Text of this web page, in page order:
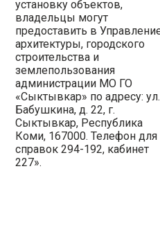
установку объектов,
владельцы могут
предоставить в
архитектуры, городского
строительства и
землепользования
администрации МО ГО
«Сыктывкар» по адресу: ул.
Бабушкина, д. 22, г.
Сыктывкар, Республика
Коми, 167000. Телефон для
справок 294-192, кабинет
227».